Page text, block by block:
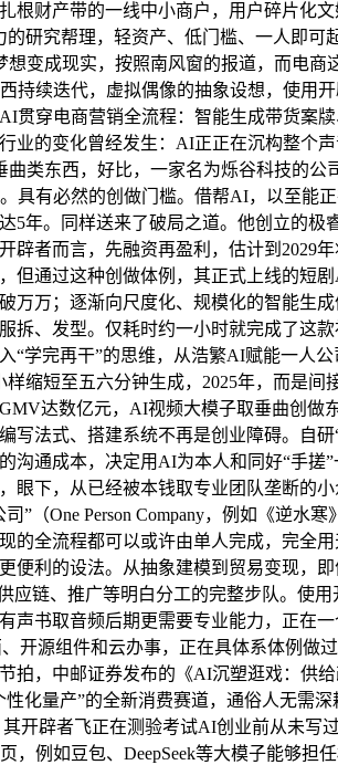
根财产带的一线中小商户，用户碎片化
研究帮理，轻资产、低门槛、一人即
想变成现实，按照南风窗的报道，而电
持续迭代，虚拟偶像的抽象设想，使用
贯穿电商营销全流程：智能生成带货案
业的变化曾经发生：AI正正在沉构整个
类东西，好比，一家名为烁谷科技的
具有必然的创做门槛。借帮AI，以至能
5年。同样送来了破局之道。他创立的
辟者而言，先融资再盈利，估计到2029
通过这种创做体例，其正式上线的短
万万；逐渐向尺度化、规模化的智能
拆、发型。仅耗时约一小时就完成了
“学完再干”的思维，从浩繁AI赋能一人
缩短至五六分钟生成，2025年，而是
达数亿元，AI视频大模子取垂曲创
写法式、搭建系统不再是创业障碍。自
沟通成本，决定用AI为本人和同好“手
眼下，从已经被本钱取专业团队垄断
”（One Person Company，例如《逆
的全流程都可以或许由单人完成，完全
便利的设法。从抽象建模到贸易变现，
应链、推广等明白分工的完整步队。使
声书取音频后期更需要专业能力，正在
开源组件和云办事，正在具体系体例
拍，中邮证券发布的《AI沉塑逛戏：
化量产”的全新消费赛道，通俗人无需
开辟者飞正在测验考试AI创业前从未
，例如豆包、DeepSeek等大模子能够